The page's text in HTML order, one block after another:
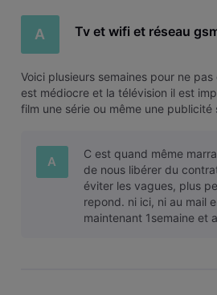
A Tv et wifi et réseau
Voici plusieurs semaines pour ne
est médiocre et la télévision il est
film une série ou même une publicité
patien
A
C est quand même
de nous libérer du
éviter les vagues, plus
repond. ni ici, ni au mail
maintenant 1semaine et